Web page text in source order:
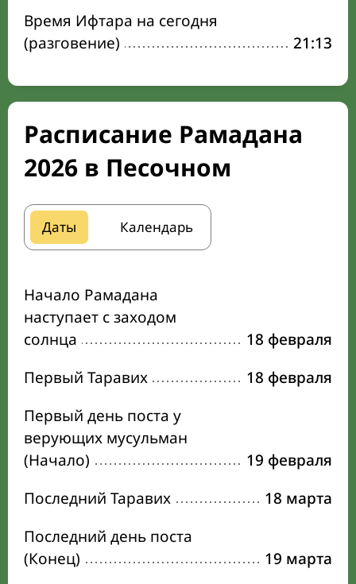
Время Ифтара на сегодня
(разговение)
21:13
Расписание Рамадана
2026 в Песочном
Даты Календарь
Начало Рамадана
наступает с заходом
солнца
18 февраля
Первый Таравих
18 февраля
Первый день поста у
верующих мусульман
(Начало)
19 февраля
Последний Таравих
18 марта
Последний день поста
(Конец)
19 марта